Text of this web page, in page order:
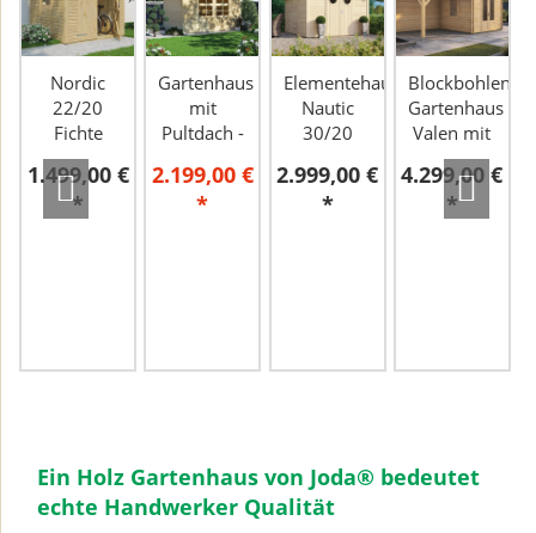
Nordic
22/20
Fichte
natur
1.499,00 €
*
Gartenhaus
mit
Pultdach -
Strandby-
2.199,00 €
*
Elementehaus
Nautic
30/20
natur
2.999,00 €
*
Blockbohlen
Gartenhaus
Valen mit
Unterstand
577 x 277
cm
4.299,00 €
*
Ein Holz Gartenhaus von Joda® bedeutet
echte Handwerker Qualität